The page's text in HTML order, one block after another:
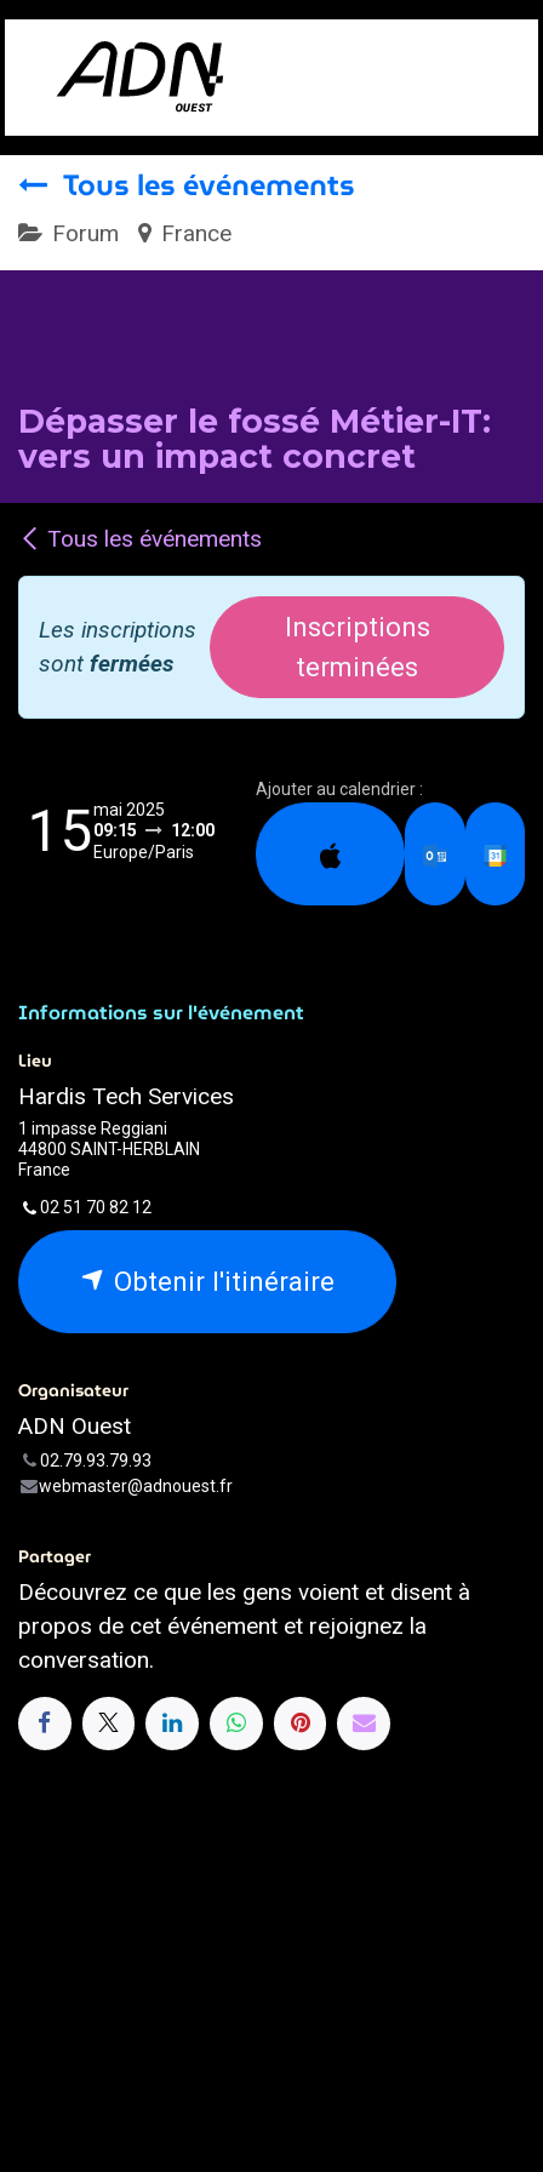
Se rendre au contenu
Tous les événements
Forum France
Dépasser le fossé Métier-IT:
vers un impact concret
Tous les événements
Les inscriptions
sont fermées
Inscriptions
terminées
15mai 2025
09:15
12:00
Europe/Paris
Ajouter au calendrier :
Informations sur l'événement
Lieu
Hardis Tech Services
1 impasse Reggiani
44800 SAINT-HERBLAIN
France
02 51 70 82 12
Obtenir l'itinéraire
Organisateur
ADN Ouest
02.79.93.79.93
webmaster@adnouest.fr
Partager
Découvrez ce que les gens voient et disent à
propos de cet événement et rejoignez la
conversation.